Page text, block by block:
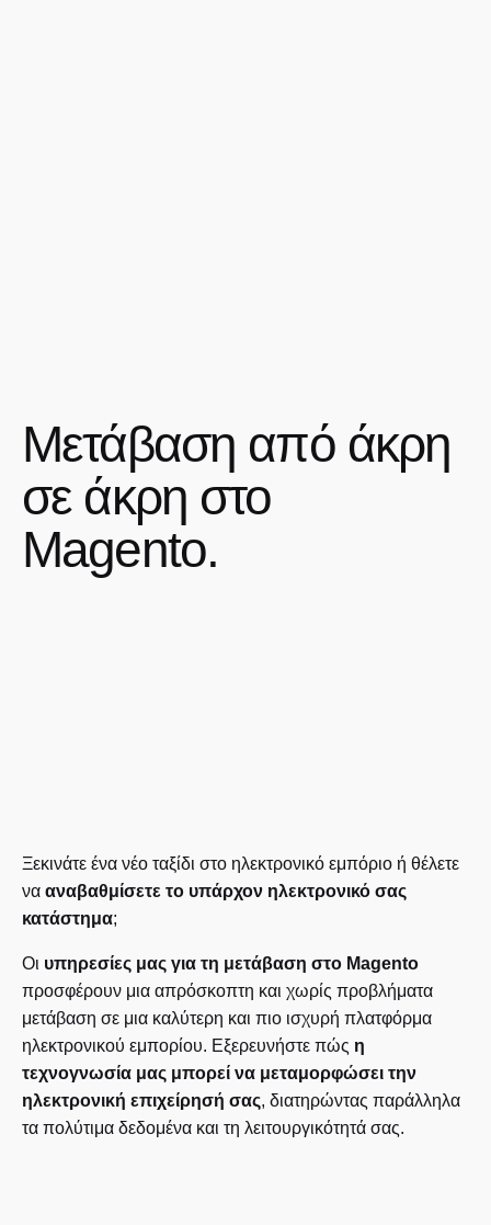
Μετάβαση από άκρη
σε άκρη στο
Magento.
Ξεκινάτε ένα νέο ταξίδι στο ηλεκτρονικό εμπόριο ή θέλετε
να αναβαθμίσετε το υπάρχον ηλεκτρονικό σας
κατάστημα;
Οι υπηρεσίες μας για τη μετάβαση στο Magento
προσφέρουν μια απρόσκοπτη και χωρίς προβλήματα
μετάβαση σε μια καλύτερη και πιο ισχυρή πλατφόρμα
ηλεκτρονικού εμπορίου. Εξερευνήστε πώς η
τεχνογνωσία μας μπορεί να μεταμορφώσει την
ηλεκτρονική επιχείρησή σας, διατηρώντας παράλληλα
τα πολύτιμα δεδομένα και τη λειτουργικότητά σας.